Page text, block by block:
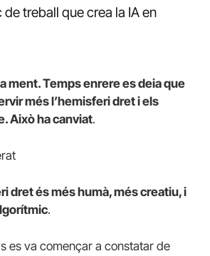
de treball que crea la IA en
ment. Temps enrere es deia que
més l’hemisferi dret i els
Això ha canviat.
dret és més humà, més creatiu, i
.
es va començar a constatar de